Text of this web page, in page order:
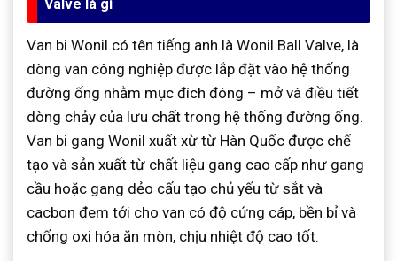
Valve là gì
Van bi Wonil có tên tiếng anh là Wonil Ball Valve, là
dòng van công nghiệp được lắp đặt vào hệ thống
đường ống nhằm mục đích đóng – mở và điều tiết
dòng chảy của lưu chất trong hệ thống đường ống.
Van bi gang Wonil xuất xừ từ Hàn Quốc được chế
tạo và sản xuất từ chất liệu gang cao cấp như gang
cầu hoặc gang dẻo cấu tạo chủ yếu từ sắt và
cacbon đem tới cho van có độ cứng cáp, bền bỉ và
chống oxi hóa ăn mòn, chịu nhiệt độ cao tốt.